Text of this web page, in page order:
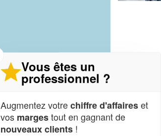
Vous êtes un
professionnel ?
Augmentez votrechiffre d'affaireset
vos margestout en gagnant de
nouveaux clients !